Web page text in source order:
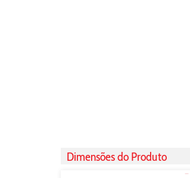
Dimensões do Produto